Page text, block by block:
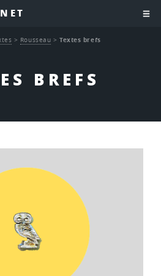
BREFS
> Rousseau > Textes brefs